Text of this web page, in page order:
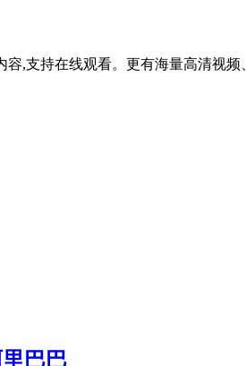
,支持在线观看。更有海量高清视频
巴巴